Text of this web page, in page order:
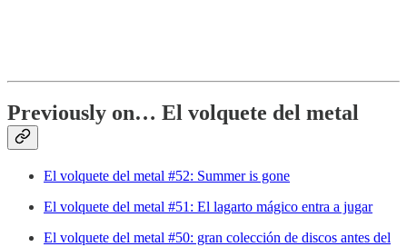
Previously on… El volquete del metal
El volquete del metal #52: Summer is gone
El volquete del metal #51: El lagarto mágico entra a jugar
El volquete del metal #50: gran colección de discos antes del